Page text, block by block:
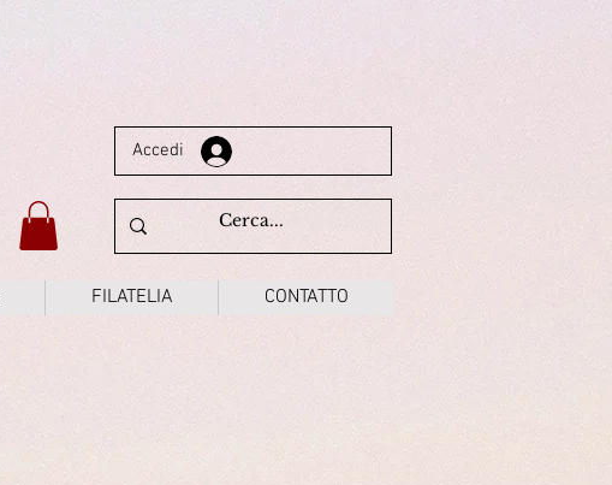
Accedi
FILATELIA CONTATTO